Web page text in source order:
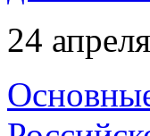
24